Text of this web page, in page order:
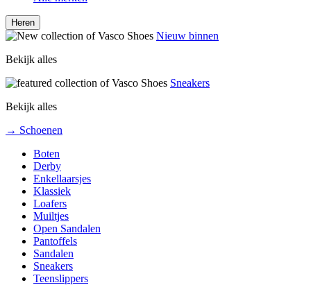
Heren
Nieuw binnen
Bekijk alles
Sneakers
Bekijk alles
→ Schoenen
Boten
Derby
Enkellaarsjes
Klassiek
Loafers
Muiltjes
Open Sandalen
Pantoffels
Sandalen
Sneakers
Teenslippers